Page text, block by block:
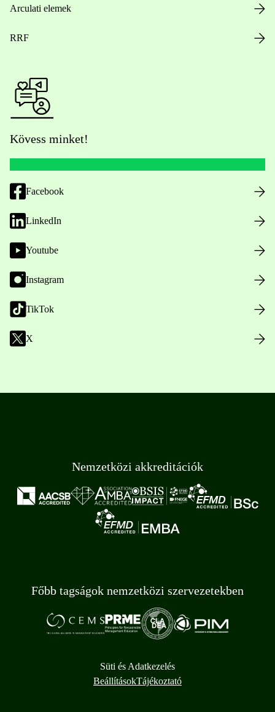
Arculati elemek
RRF
Kövess minket!
Facebook
LinkedIn
Youtube
Instagram
TikTok
X
Nemzetközi akkreditációk
Főbb tagságok nemzetközi szervezetekben
Süti és Adatkezelés
BeállításokTájékoztató